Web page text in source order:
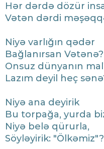
Hər dərdə dözür
Vətən dərdi
​Niyə varlığın qədər
Bağlanırsan Vətənə?
Onsuz dünyanın
Lazım deyil heç
​Niyə ana deyirik
Bu torpağa, yurda
Niyə belə qürurla,
Söyləyirik: "Ölkəmiz"?